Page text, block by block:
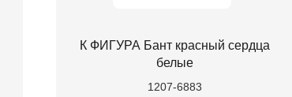
К ФИГУРА Бант красный сердца
белые
1207-6883